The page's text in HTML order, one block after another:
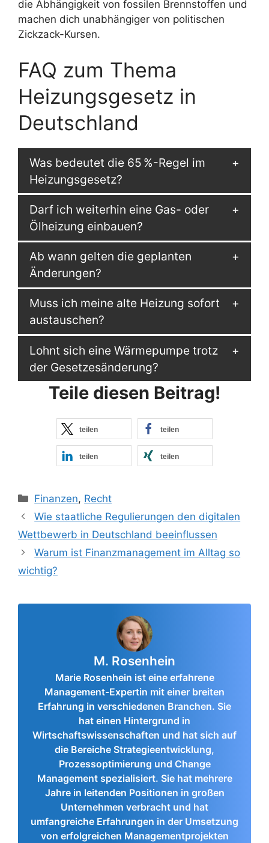
die Abhängigkeit von fossilen Brennstoffen und
machen dich unabhängiger von politischen
Zickzack-Kursen.
FAQ zum Thema
Heizungsgesetz in
Deutschland
Was bedeutet die 65 %-Regel im
Heizungsgesetz?
Darf ich weiterhin eine Gas- oder
Ölheizung einbauen?
Ab wann gelten die geplanten
Änderungen?
Muss ich meine alte Heizung sofort
austauschen?
Lohnt sich eine Wärmepumpe trotz
der Gesetzesänderung?
Teile diesen Beitrag!
teilen teilen
teilen teilen
Kategorien
Finanzen, Recht
Wie staatliche Regulierungen den digitalen
Wettbewerb in Deutschland beeinflussen
Warum ist Finanzmanagement im Alltag so
wichtig?
M. Rosenhein
Marie Rosenhein ist eine erfahrene
Management-Expertin mit einer breiten
Erfahrung in verschiedenen Branchen. Sie
hat einen Hintergrund in
Wirtschaftswissenschaften und hat sich auf
die Bereiche Strategieentwicklung,
Prozessoptimierung und Change
Management spezialisiert. Sie hat mehrere
Jahre in leitenden Positionen in großen
Unternehmen verbracht und hat
umfangreiche Erfahrungen in der Umsetzung
von erfolgreichen Managementprojekten